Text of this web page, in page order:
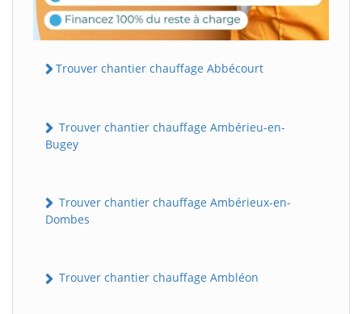
Trouver chantier chauffage Abbécourt
Trouver chantier chauffage Ambérieu-en-
Bugey
Trouver chantier chauffage Ambérieux-en-
Dombes
Trouver chantier chauffage Ambléon